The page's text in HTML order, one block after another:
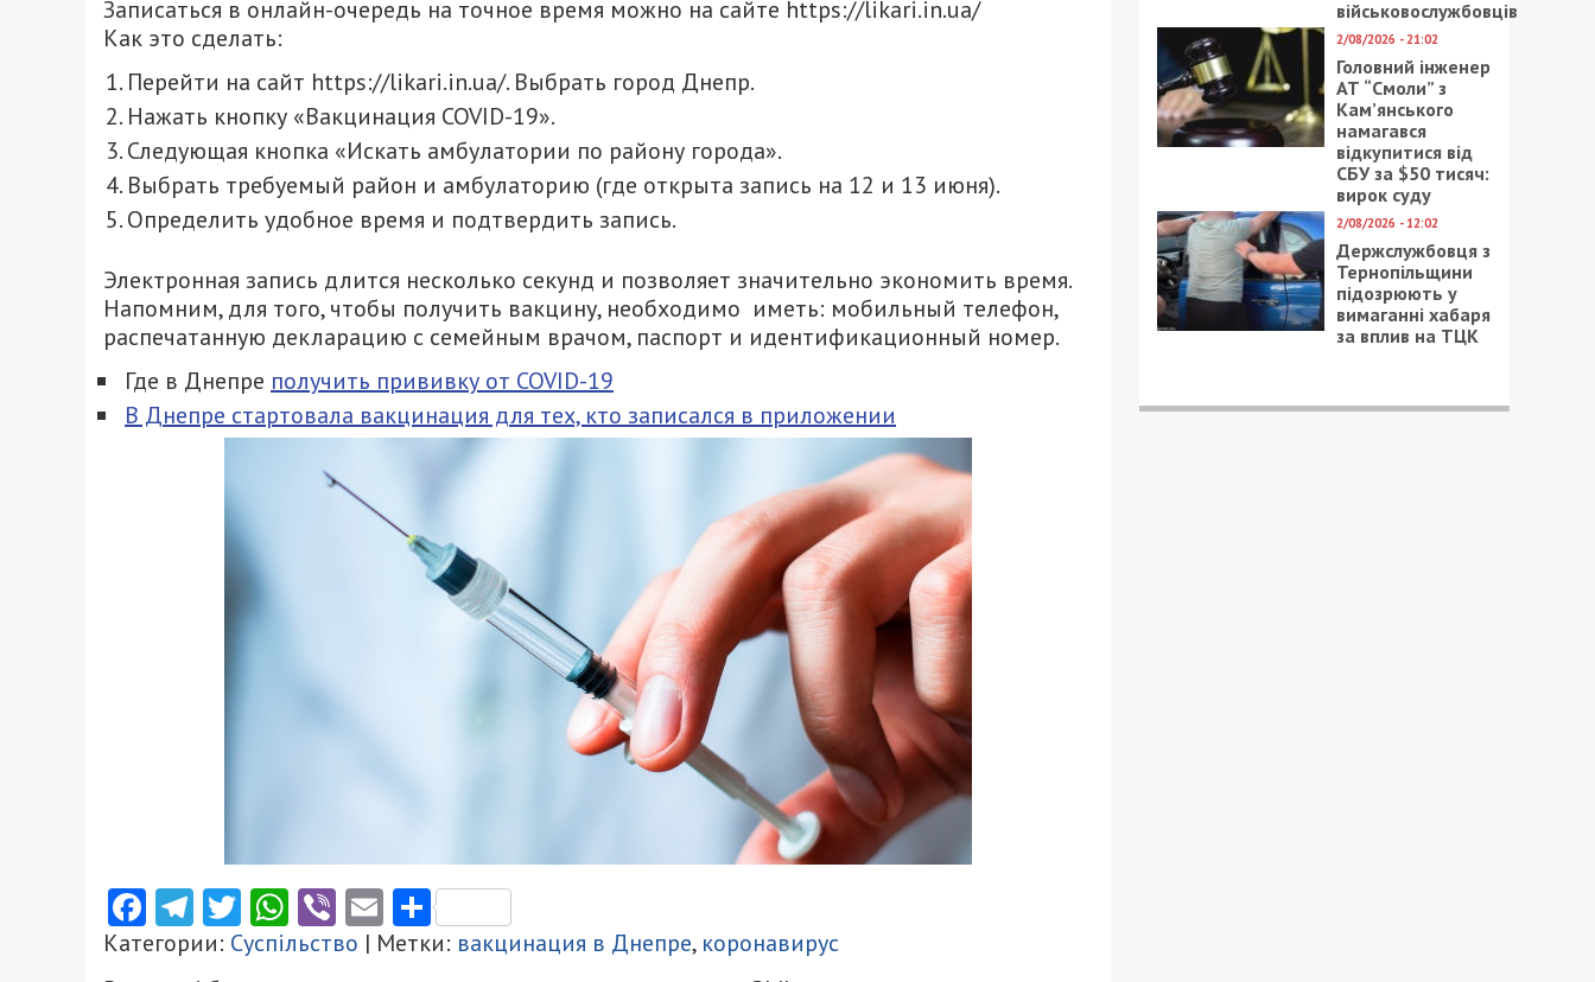
Записаться в онлайн-очередь на точное время можно на сайте https://likari.in.ua/
Как это сделать:
Перейти на сайт https://likari.in.ua/. Выбрать город Днепр.
Нажать кнопку «Вакцинация COVID-19».
Следующая кнопка «Искать амбулатории по району города».
Выбрать требуемый район и амбулаторию (где открыта запись на 12 и 13 июня).
Определить удобное время и подтвердить запись.
Электронная запись длится несколько секунд и позволяет значительно экономить время.
Напомним, для того, чтобы получить вакцину, необходимо иметь: мобильный телефон,
распечатанную декларацию с семейным врачом, паспорт и идентификационный номер.
Где в Днепре получить прививку от COVID-19
В Днепре стартовала вакцинация для тех, кто записался в приложении
Facebook
Telegram
Twitter
WhatsApp
ViberEmailПоділитися
Категории: Суспільство | Метки: вакцинация в Днепре, коронавирус
військовослужбовців
2/08/2026 - 21:02
Головний інженер
АТ “Смоли” з
Кам’янського
намагався
відкупитися від
СБУ за $50 тисяч:
вирок суду
2/08/2026 - 12:02
Держслужбовця з
Тернопільщини
підозрюють у
вимаганні хабаря
за вплив на ТЦК